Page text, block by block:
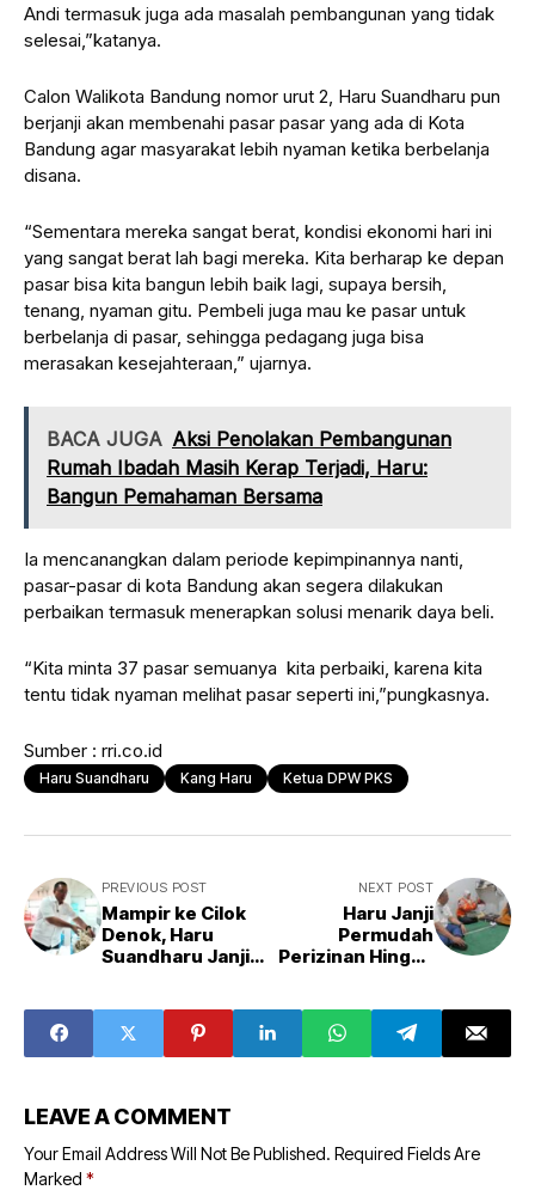
Andi termasuk juga ada masalah pembangunan yang tidak
selesai,”katanya.
Calon Walikota Bandung nomor urut 2, Haru Suandharu pun
berjanji akan membenahi pasar pasar yang ada di Kota
Bandung agar masyarakat lebih nyaman ketika berbelanja
disana.
“Sementara mereka sangat berat, kondisi ekonomi hari ini
yang sangat berat lah bagi mereka. Kita berharap ke depan
pasar bisa kita bangun lebih baik lagi, supaya bersih,
tenang, nyaman gitu. Pembeli juga mau ke pasar untuk
berbelanja di pasar, sehingga pedagang juga bisa
merasakan kesejahteraan,” ujarnya.
BACA JUGA Aksi Penolakan Pembangunan
Rumah Ibadah Masih Kerap Terjadi, Haru:
Bangun Pemahaman Bersama
Ia mencanangkan dalam periode kepimpinannya nanti,
pasar-pasar di kota Bandung akan segera dilakukan
perbaikan termasuk menerapkan solusi menarik daya beli.
“Kita minta 37 pasar semuanya kita perbaiki, karena kita
tentu tidak nyaman melihat pasar seperti ini,”pungkasnya.
Sumber : rri.co.id
Haru Suandharu Kang Haru Ketua DPW PKS
PREVIOUS POST
Mampir ke Cilok
Denok, Haru
Suandharu Janji
NEXT POST
Haru Janji
Permudah
Perizinan Hingga
LEAVE A COMMENT
Your Email Address Will Not Be Published. Required Fields Are
Marked *